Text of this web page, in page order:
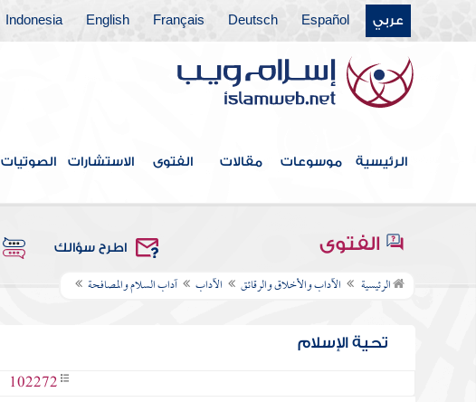
عربي Español
Deutsch
Français
English
Indonesia
الرئيسية موسوعات مقالات الفتوى الاستشارات الصوتيات
الفتوى اطرح سؤالك
الرئيسية الآداب والأخلاق والرقائق الآداب آداب السلام والمصافحة
تحية الإسلام
102272